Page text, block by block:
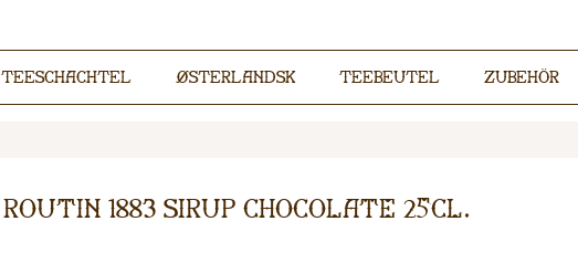
Teeschachtel Østerlandsk Teebeutel Zubehör
Routin 1883 Sirup Chocolate 25cl.